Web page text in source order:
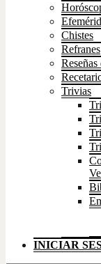
Chistes
Refranes
Trivias
INICIAR